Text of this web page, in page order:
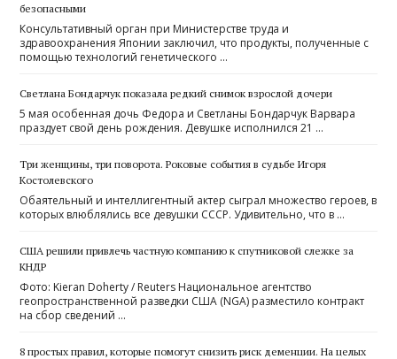
безопасными
Консультативный орган при Министерстве труда и
здравоохранения Японии заключил, что продукты, полученные с
помощью технологий генетического …
Светлана Бондарчук показала редкий снимок взрослой дочери
5 мая особенная дочь Федора и Светланы Бондарчук Варвара
праздует свой день рождения. Девушке исполнился 21 …
Три женщины, три поворота. Роковые события в судьбе Игоря
Костолевского
Обаятельный и интеллигентный актер сыграл множество героев, в
которых влюблялись все девушки СССР. Удивительно, что в …
США решили привлечь частную компанию к спутниковой слежке за
КНДР
Фото: Kieran Doherty / Reuters Национальное агентство
геопространственной разведки США (NGA) разместило контракт
на сбор сведений …
8 простых правил, которые помогут снизить риск деменции. На целых